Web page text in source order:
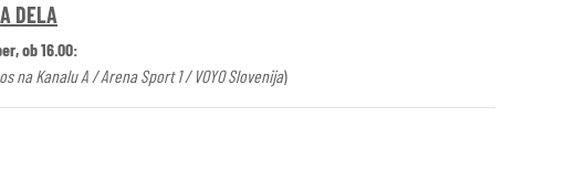
DELA
ob 16.00:
na Kanalu A / Arena Sport 1 / VOYO Slovenija)